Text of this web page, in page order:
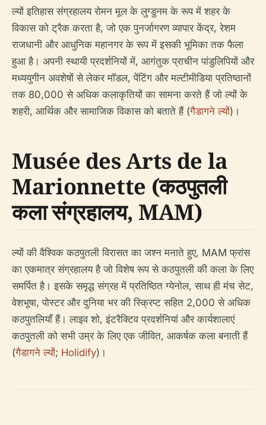
ल्यों इतिहास संग्रहालय रोमन मूल के लुग्डुनम के रूप में शहर के
विकास को ट्रैक करता है, जो एक पुनर्जागरण व्यापार केंद्र, रेशम
राजधानी और आधुनिक महानगर के रूप में इसकी भूमिका तक फैला
हुआ है। अपनी स्थायी प्रदर्शनियों में, आगंतुक प्राचीन पांडुलिपियों और
मध्ययुगीन अवशेषों से लेकर मॉडल, पेंटिंग और मल्टीमीडिया प्रतिष्ठानों
तक 80,000 से अधिक कलाकृतियों का सामना करते हैं जो ल्यों के
शहरी, आर्थिक और सामाजिक विकास को बताते हैं (गैडागने ल्यों)।
Musée des Arts de la
Marionnette (कठपुतली
कला संग्रहालय, MAM)
ल्यों की वैश्विक कठपुतली विरासत का जश्न मनाते हुए, MAM फ्रांस
का एकमात्र संग्रहालय है जो विशेष रूप से कठपुतली की कला के लिए
समर्पित है। इसके समृद्ध संग्रह में प्रतिष्ठित ग्येनोल, साथ ही मंच सेट,
वेशभूषा, पोस्टर और दुनिया भर की स्क्रिप्ट सहित 2,000 से अधिक
कठपुतलियाँ हैं। लाइव शो, इंटरैक्टिव प्रदर्शनियां और कार्यशालाएं
कठपुतली को सभी उम्र के लिए एक जीवित, आकर्षक कला बनाती हैं
(गैडागने ल्यों; Holidify)।